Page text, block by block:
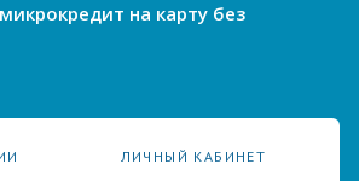
на карту без
ЛИЧНЫЙ КАБИНЕТ